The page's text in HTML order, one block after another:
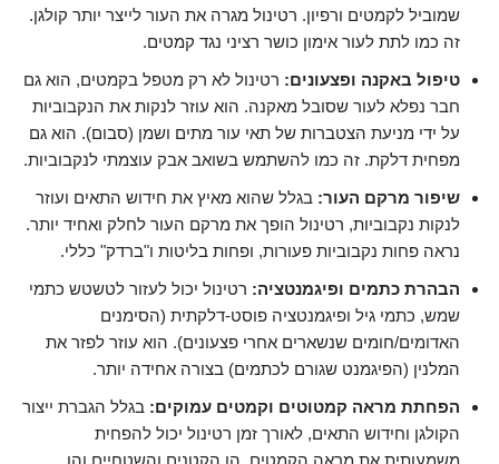
שמוביל לקמטים ורפיון. רטינול מגרה את העור לייצר יותר קולגן.
זה כמו לתת לעור אימון כושר רציני נגד קמטים.
טיפול באקנה ופצעונים: רטינול לא רק מטפל בקמטים, הוא גם
חבר נפלא לעור שסובל מאקנה. הוא עוזר לנקות את הנקבוביות
על ידי מניעת הצטברות של תאי עור מתים ושמן (סבום). הוא גם
מפחית דלקת. זה כמו להשתמש בשואב אבק עוצמתי לנקבוביות.
שיפור מרקם העור: בגלל שהוא מאיץ את חידוש התאים ועוזר
לנקות נקבוביות, רטינול הופך את מרקם העור לחלק ואחיד יותר.
נראה פחות נקבוביות פעורות, ופחות בליטות ו"ברדק" כללי.
הבהרת כתמים ופיגמנטציה: רטינול יכול לעזור לטשטש כתמי
שמש, כתמי גיל ופיגמנטציה פוסט-דלקתית (הסימנים
האדומים/חומים שנשארים אחרי פצעונים). הוא עוזר לפזר את
המלנין (הפיגמנט שגורם לכתמים) בצורה אחידה יותר.
הפחתת מראה קמטוטים וקמטים עמוקים: בגלל הגברת ייצור
הקולגן וחידוש התאים, לאורך זמן רטינול יכול להפחית
משמעותית את מראה הקמטים, הן הקטנים והשטחיים והן